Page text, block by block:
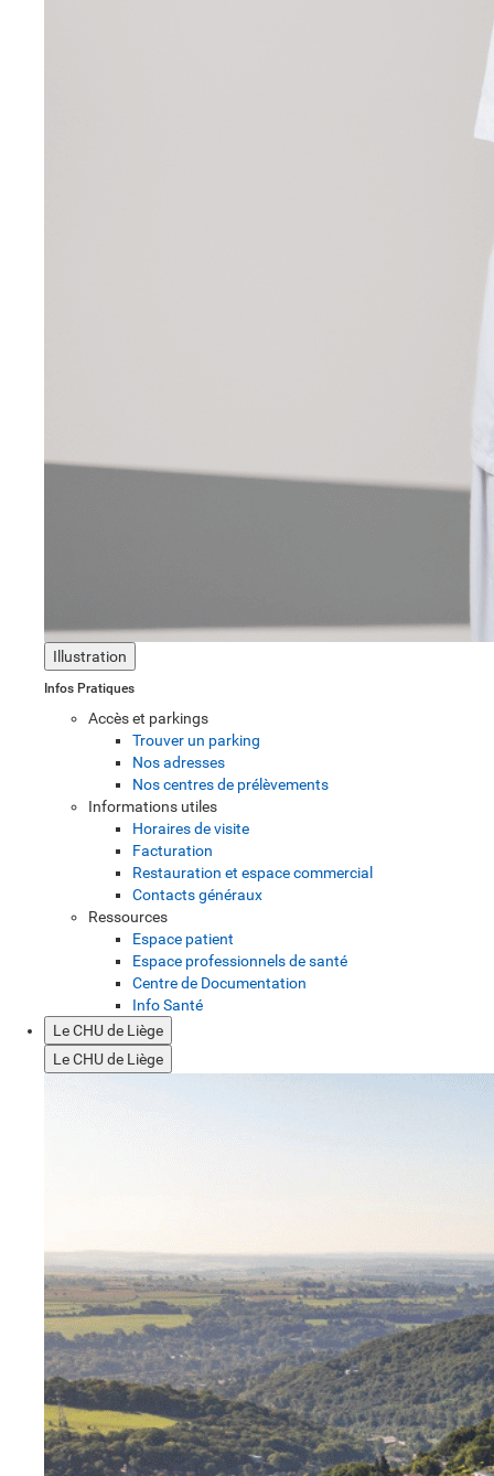
Illustration
Infos Pratiques
Accès et parkings
Trouver un parking
Nos adresses
Nos centres de prélèvements
Informations utiles
Horaires de visite
Facturation
Restauration et espace commercial
Contacts généraux
Ressources
Espace patient
Espace professionnels de santé
Centre de Documentation
Info Santé
Le CHU de Liège
Le CHU de Liège